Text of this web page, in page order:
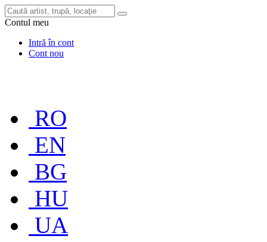
Contul meu
Intră în cont
Cont nou
RO
EN
BG
HU
UA